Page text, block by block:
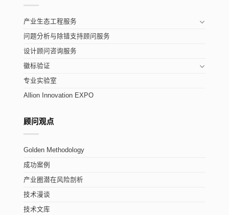
产业生态工程服务
问题分析与除错支持顾问服务
设计顾问咨询服务
徽标验证
专业实验室
Allion Innovation EXPO
顾问观点
Golden Methodology
成功案例
产业圈潜在风险剖析
技术漫谈
技术文库